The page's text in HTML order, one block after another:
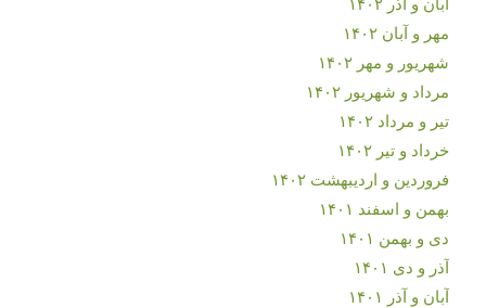
مهر و آبان ۱۴۰۲
شهریور و مهر ۱۴۰۲
مرداد و شهریور ۱۴۰۲
تیر و مرداد ۱۴۰۲
خرداد و تیر ۱۴۰۲
فروردین و اردیبهشت ۱۴۰۲
بهمن و اسفند ۱۴۰۱
دی و بهمن ۱۴۰۱
آذر و دی ۱۴۰۱
آبان و آذر ۱۴۰۱